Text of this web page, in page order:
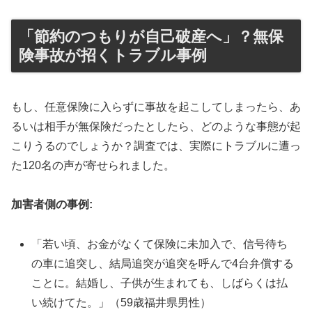
「節約のつもりが自己破産へ」？無保
険事故が招くトラブル事例
もし、任意保険に入らずに事故を起こしてしまったら、あ
るいは相手が無保険だったとしたら、どのような事態が起
こりうるのでしょうか？調査では、実際にトラブルに遭っ
た120名の声が寄せられました。
加害者側の事例:
「若い頃、お金がなくて保険に未加入で、信号待ち
の車に追突し、結局追突が追突を呼んで4台弁償する
ことに。結婚し、子供が生まれても、しばらくは払
い続けてた。」（59歳福井県男性）